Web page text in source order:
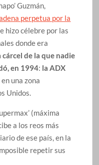
Guzmán,
perpetua por la
hizo célebre por las
donde era
de la que nadie
en 1994: la ADX
una zona
Unidos.
(máxima
a los reos más
de ese país, en la
repetir sus